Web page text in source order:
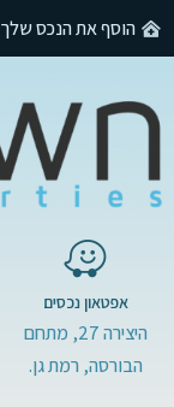
הוסף את הנכס שלך
אפטאון נכסים
היצירה 27, מתחם
הבורסה, רמת גן.